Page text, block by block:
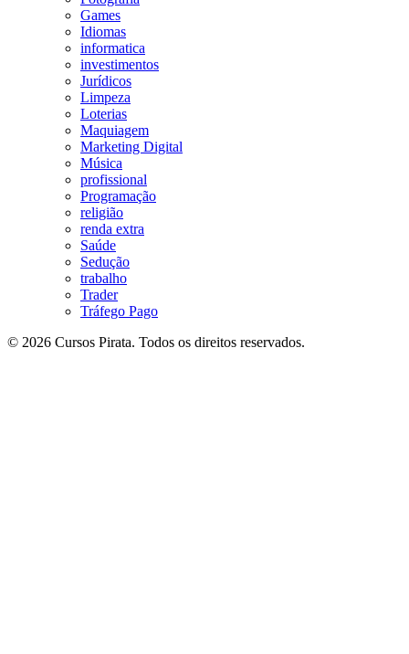
Games
Idiomas
informatica
investimentos
Jurídicos
Limpeza
Loterias
Maquiagem
Marketing Digital
Música
profissional
Programação
religião
renda extra
Saúde
Sedução
trabalho
Trader
Tráfego Pago
© 2026 Cursos Pirata. Todos os direitos reservados.